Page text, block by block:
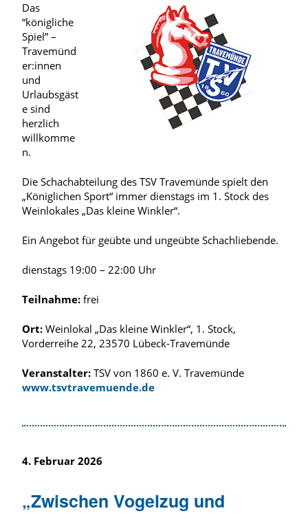
Das
“königliche
Spiel” –
Travemünd
er:innen
und
Urlaubsgäst
e sind
herzlich
willkomme
n.
Die Schachabteilung des TSV Travemünde spielt den
„Königlichen Sport“ immer dienstags im 1. Stock des
Weinlokales „Das kleine Winkler“.
Ein Angebot für geübte und ungeübte Schachliebende.
dienstags 19:00 – 22:00 Uhr
Teilnahme: frei
Ort: Weinlokal „Das kleine Winkler“, 1. Stock,
Vorderreihe 22, 23570 Lübeck-Travemünde
Veranstalter: TSV von 1860 e. V. Travemünde
www.tsvtravemuende.de
4. Februar 2026
„Zwischen Vogelzug und